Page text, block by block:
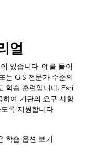
얼
있습니다. 예를 들어
는 GIS 전문가 수준의
학습 훈련입니다. Esri
여 기관의 요구 사항
록 지원합니다.
학습 옵션 보기